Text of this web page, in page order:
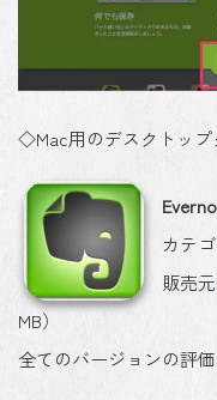
◇Mac用のデスクトップ
カテ
販売
MB）
全てのバージョンの評価